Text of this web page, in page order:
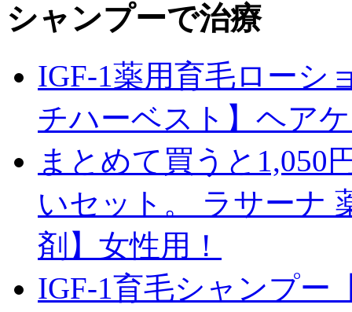
シャンプーで治療
IGF-1薬用育毛ローシ
チハーベスト】ヘア
まとめて買うと1,050
いセット。 ラサーナ
剤】女性用！
IGF-1育毛シャンプー